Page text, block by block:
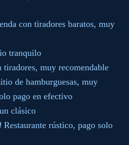
con tiradores baratos, muy
tranquilo
tiradores, muy recomendable
de hamburguesas, muy
pago en efectivo
clásico
rústico, pago solo